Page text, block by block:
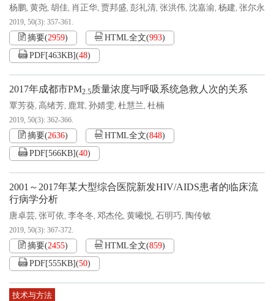
杨鹏, 黄尧, 胡佳, 肖正华, 贾邦盛, 彭礼清, 张洪伟, 沈嘉渝, 杨建, 张尔永
2019, 50(3): 357-361.
摘要(2959) HTML全文(993)
PDF[463KB](48)
2017年成都市PM2.5质量浓度与呼吸系统急救人次的关系
覃芳葵, 高绪芳, 鹿茸, 孙婧雯, 杜慧兰, 杜楠
2019, 50(3): 362-366.
摘要(2636) HTML全文(848)
PDF[566KB](40)
2001～2017年某大型综合医院新发HIV/AIDS患者的临床流
行病学分析
唐卓芸, 张可依, 李冬冬, 邓杰伦, 黄曦悦, 石明巧, 陶传敏
2019, 50(3): 367-372.
摘要(2455) HTML全文(859)
PDF[555KB](50)
技术与方法